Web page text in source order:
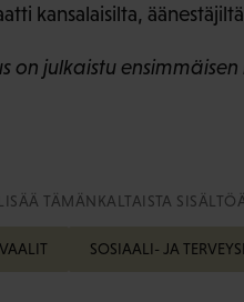
kansalaisilta,
on julkaistu
TÄMÄNKALTAISTA
SOSIAALI- JA